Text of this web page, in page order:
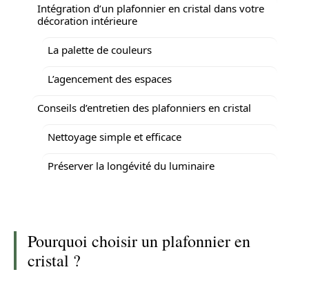
Intégration d’un plafonnier en cristal dans votre
décoration intérieure
La palette de couleurs
L’agencement des espaces
Conseils d’entretien des plafonniers en cristal
Nettoyage simple et efficace
Préserver la longévité du luminaire
Pourquoi choisir un plafonnier en
cristal ?